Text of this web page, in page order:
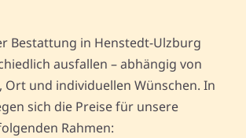
Bestattung in Henstedt-Ulzburg
ausfallen – abhängig von
und individuellen Wünschen. In
sich die Preise für unsere
Rahmen: